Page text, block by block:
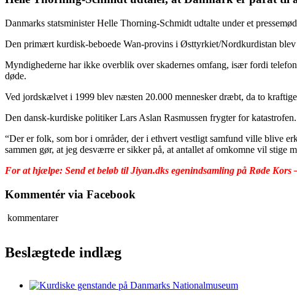
Danmarks statsminister Helle Thorning-Schmidt udtalte under et
Den primært kurdisk-beboede Wan-provins i Østtyrkiet/Nordkurdistan
Myndighederne har ikke overblik over skadernes omfang, især fordi
døde.
Ved jordskælvet i 1999 blev næsten 20.000 mennesker dræbt, da to
Den dansk-kurdiske politiker Lars Aslan Rasmussen frygter for katastrofen.
“Der er folk, som bor i områder, der i ethvert vestligt samfund ville blive
sammen gør, at jeg desværre er sikker på, at antallet af omkomne vil stige
For at hjælpe: Send et beløb til Jiyan.dks egenindsamling på Røde Kors
Kommentér via Facebook
kommentarer
Beslægtede indlæg